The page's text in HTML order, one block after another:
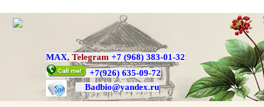
MAX, Telegram +7 (968) 383-01-32
+7(926) 635-09-72
Badbio@yandex.ru